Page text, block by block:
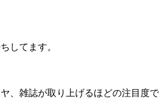
してます。
、雑誌が取り上げるほどの注目度で